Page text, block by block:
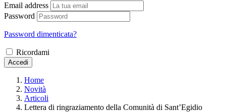
Email address
Password
Password dimenticata?
Ricordami
Accedi
Home
Novità
Articoli
Lettera di ringraziamento della Comunità di Sant’Egidio